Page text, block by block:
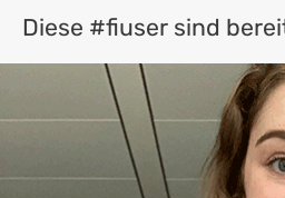
Diese #fiuser sind